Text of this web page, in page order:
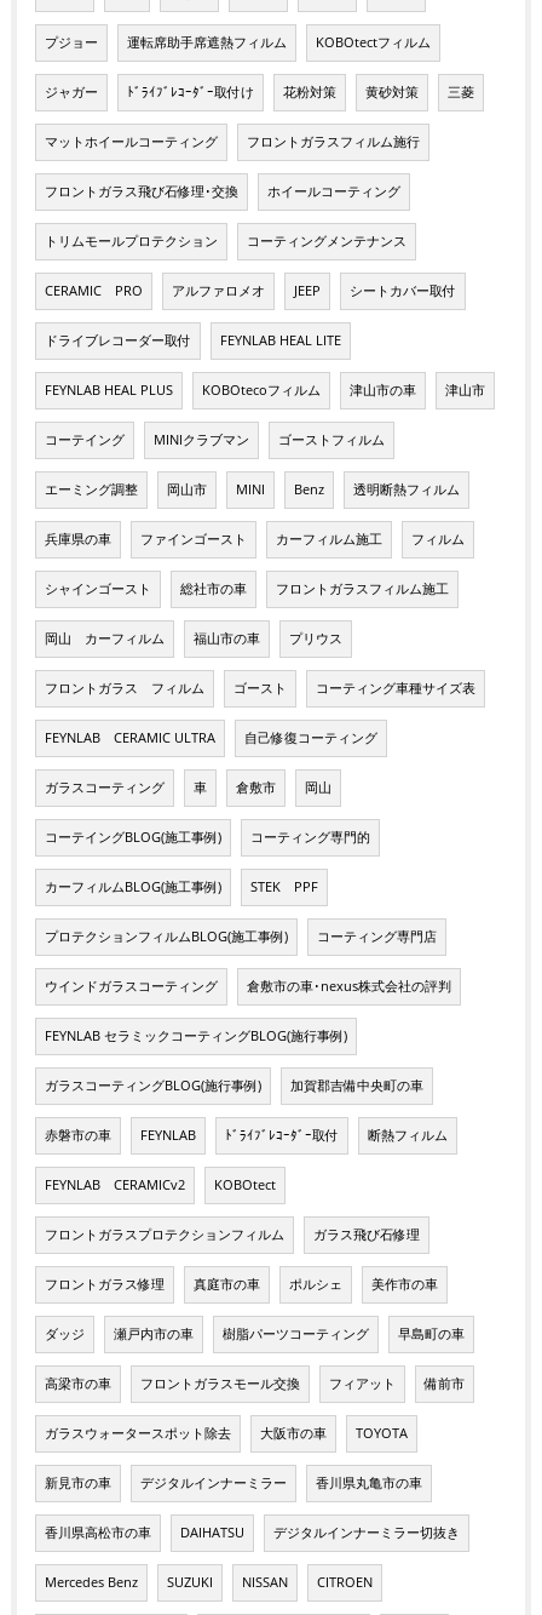
プジョー 運転席助手席遮熱フィルム KOBOtectフィルム
ジャガー ﾄﾞﾗｲﾌﾞﾚｺｰﾀﾞｰ取付け 花粉対策 黄砂対策 三菱
マットホイールコーティング フロントガラスフィルム施行
フロントガラス飛び石修理･交換 ホイールコーティング
トリムモールプロテクション コーティングメンテナンス
CERAMIC PRO アルファロメオ JEEP シートカバー取付
ドライブレコーダー取付 FEYNLAB HEAL LITE
FEYNLAB HEAL PLUS KOBOtecoフィルム 津山市の車 津山市
コーテイング MINIクラブマン ゴーストフィルム
エーミング調整 岡山市 MINI Benz 透明断熱フィルム
兵庫県の車 ファインゴースト カーフィルム施工 フィルム
シャインゴースト 総社市の車 フロントガラスフィルム施工
岡山 カーフィルム 福山市の車 プリウス
フロントガラス フィルム ゴースト コーティング車種サイズ表
FEYNLAB CERAMIC ULTRA 自己修復コーティング
ガラスコーティング 車 倉敷市 岡山
コーテイングBLOG(施工事例) コーティング専門的
カーフィルムBLOG(施工事例) STEK PPF
プロテクションフィルムBLOG(施工事例) コーティング専門店
ウインドガラスコーティング 倉敷市の車･nexus株式会社の評判
FEYNLAB セラミックコーティングBLOG(施行事例)
ガラスコーティングBLOG(施行事例) 加賀郡吉備中央町の車
赤磐市の車 FEYNLAB ﾄﾞﾗｲﾌﾞﾚｺｰﾀﾞｰ取付 断熱フィルム
FEYNLAB CERAMICv2 KOBOtect
フロントガラスプロテクションフィルム ガラス飛び石修理
フロントガラス修理 真庭市の車 ポルシェ 美作市の車
ダッジ 瀬戸内市の車 樹脂パーツコーティング 早島町の車
高梁市の車 フロントガラスモール交換 フィアット 備前市
ガラスウォータースポット除去 大阪市の車 TOYOTA
新見市の車 デジタルインナーミラー 香川県丸亀市の車
香川県高松市の車 DAIHATSU デジタルインナーミラー切抜き
Mercedes Benz SUZUKI NISSAN CITROEN